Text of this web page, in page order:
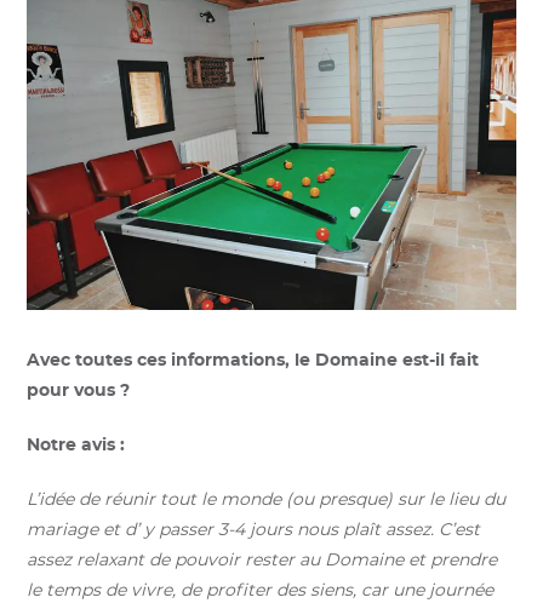
Avec toutes ces informations, le Domaine est-il fait
pour vous ?
Notre avis :
L’idée de réunir tout le monde (ou presque) sur le lieu du
mariage et d’ y passer 3-4 jours nous plaît assez. C’est
assez relaxant de pouvoir rester au Domaine et prendre
le temps de vivre, de profiter des siens, car une journée